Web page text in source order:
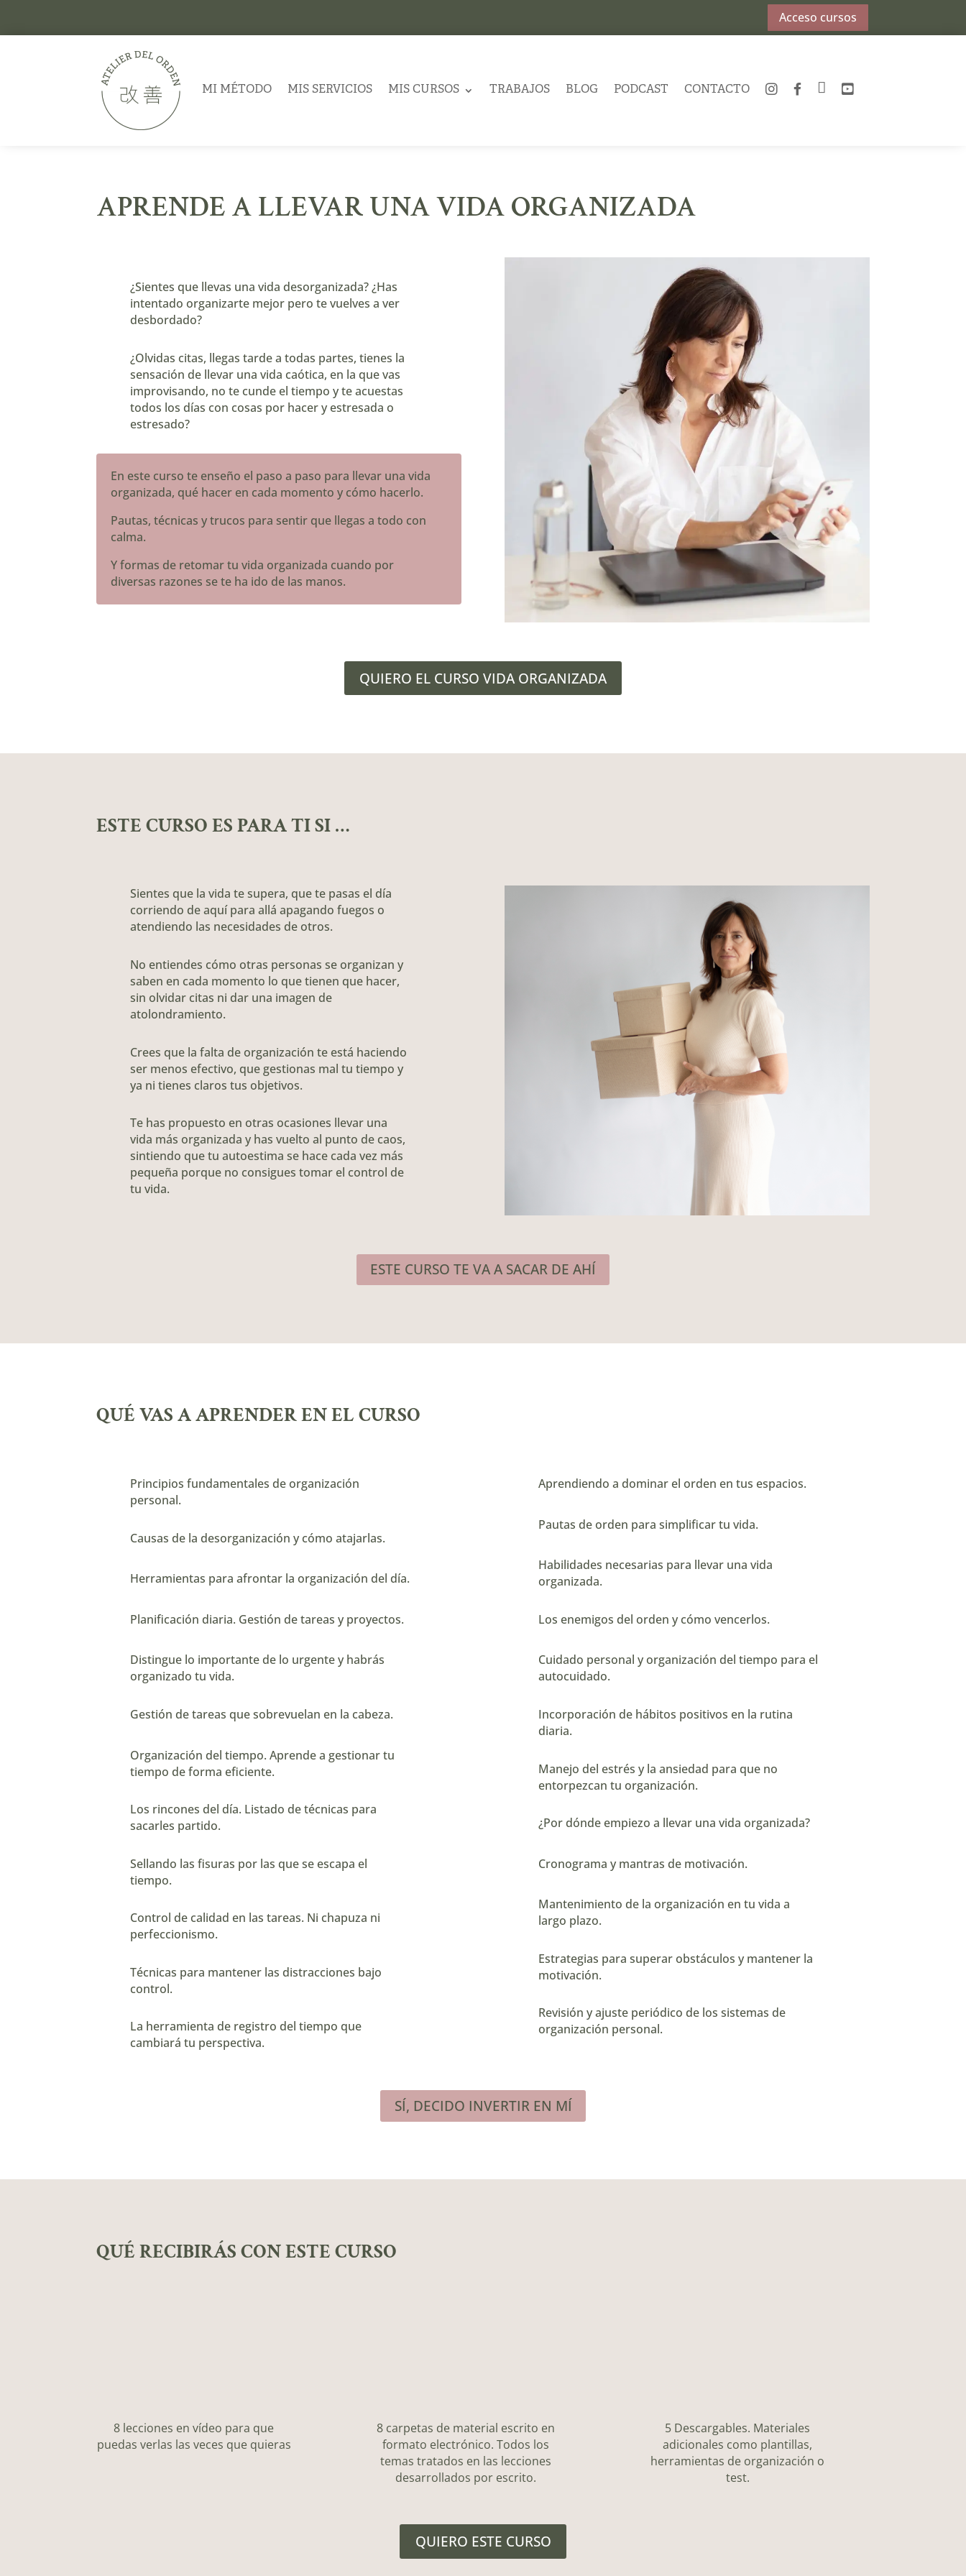
Acceso cursos
MI MÉTODO MIS SERVICIOS MIS CURSOS TRABAJOS BLOG PODCAST CONTACTO INSTAGRAM
FACEBOOK
TWITTERYOUTUBE
APRENDE A LLEVAR UNA VIDA ORGANIZADA
¿Sientes que llevas una vida desorganizada? ¿Has
intentado organizarte mejor pero te vuelves a ver
desbordado?
¿Olvidas citas, llegas tarde a todas partes, tienes la
sensación de llevar una vida caótica, en la que vas
improvisando, no te cunde el tiempo y te acuestas
todos los días con cosas por hacer y estresada o
estresado?
En este curso te enseño el paso a paso para llevar una vida
organizada, qué hacer en cada momento y cómo hacerlo.
Pautas, técnicas y trucos para sentir que llegas a todo con
calma.
Y formas de retomar tu vida organizada cuando por
diversas razones se te ha ido de las manos.
QUIERO EL CURSO VIDA ORGANIZADA
ESTE CURSO ES PARA TI SI …
Sientes que la vida te supera, que te pasas el día
corriendo de aquí para allá apagando fuegos o
atendiendo las necesidades de otros.
No entiendes cómo otras personas se organizan y
saben en cada momento lo que tienen que hacer,
sin olvidar citas ni dar una imagen de
atolondramiento.
Crees que la falta de organización te está haciendo
ser menos efectivo, que gestionas mal tu tiempo y
ya ni tienes claros tus objetivos.
Te has propuesto en otras ocasiones llevar una
vida más organizada y has vuelto al punto de caos,
sintiendo que tu autoestima se hace cada vez más
pequeña porque no consigues tomar el control de
tu vida.
ESTE CURSO TE VA A SACAR DE AHÍ
QUÉ VAS A APRENDER EN EL CURSO
Principios fundamentales de organización
personal.
Causas de la desorganización y cómo atajarlas.
Herramientas para afrontar la organización del día.
Planificación diaria. Gestión de tareas y proyectos.
Distingue lo importante de lo urgente y habrás
organizado tu vida.
Gestión de tareas que sobrevuelan en la cabeza.
Organización del tiempo. Aprende a gestionar tu
tiempo de forma eficiente.
Los rincones del día. Listado de técnicas para
sacarles partido.
Sellando las fisuras por las que se escapa el
tiempo.
Control de calidad en las tareas. Ni chapuza ni
perfeccionismo.
Técnicas para mantener las distracciones bajo
control.
La herramienta de registro del tiempo que
cambiará tu perspectiva.
Aprendiendo a dominar el orden en tus espacios.
Pautas de orden para simplificar tu vida.
Habilidades necesarias para llevar una vida
organizada.
Los enemigos del orden y cómo vencerlos.
Cuidado personal y organización del tiempo para el
autocuidado.
Incorporación de hábitos positivos en la rutina
diaria.
Manejo del estrés y la ansiedad para que no
entorpezcan tu organización.
¿Por dónde empiezo a llevar una vida organizada?
Cronograma y mantras de motivación.
Mantenimiento de la organización en tu vida a
largo plazo.
Estrategias para superar obstáculos y mantener la
motivación.
Revisión y ajuste periódico de los sistemas de
organización personal.
SÍ, DECIDO INVERTIR EN MÍ
QUÉ RECIBIRÁS CON ESTE CURSO
8 lecciones en vídeo para que
puedas verlas las veces que quieras
8 carpetas de material escrito en
formato electrónico. Todos los
temas tratados en las lecciones
desarrollados por escrito.
5 Descargables. Materiales
adicionales como plantillas,
herramientas de organización o
test.
QUIERO ESTE CURSO